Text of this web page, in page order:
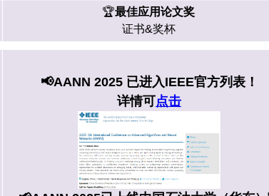
🏆️最佳应用论文奖
证书&奖杯
📢AANN 2025 已进入IEEE官方列表！
详情可点击